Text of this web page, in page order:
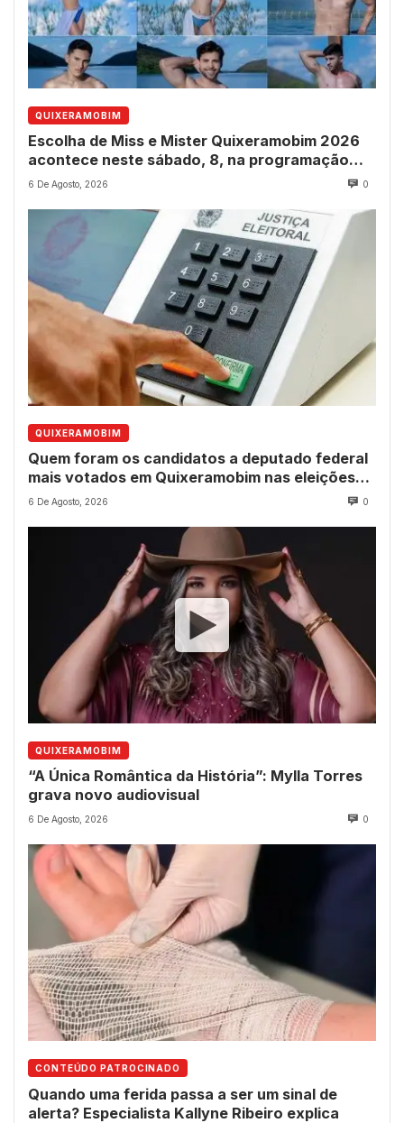
QUIXERAMOBIM
Escolha de Miss e Mister Quixeramobim 2026
acontece neste sábado, 8, na programação
dos 237 anos do município
6 De Agosto, 2026 0
QUIXERAMOBIM
Quem foram os candidatos a deputado federal
mais votados em Quixeramobim nas eleições
de 2022?
6 De Agosto, 2026 0
QUIXERAMOBIM
“A Única Romântica da História”: Mylla Torres
grava novo audiovisual
6 De Agosto, 2026 0
CONTEÚDO PATROCINADO
Quando uma ferida passa a ser um sinal de
alerta? Especialista Kallyne Ribeiro explica